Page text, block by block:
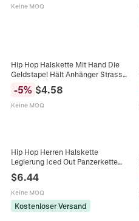
Keine MOQ
Hip Hop Halskette Mit Hand Die
Geldstapel Hält Anhänger Strass
Pavé Legierung Tenniskette Herren
Unisex Streetwear Accessoire
-5% $4.58
Keine MOQ
Hip Hop Herren Halskette
Legierung Iced Out Panzerkette
Dollarzeichen Anhänger Tennis
Kette Strass Streetwear Schmuck
$6.44
Keine MOQ
Kostenloser Versand